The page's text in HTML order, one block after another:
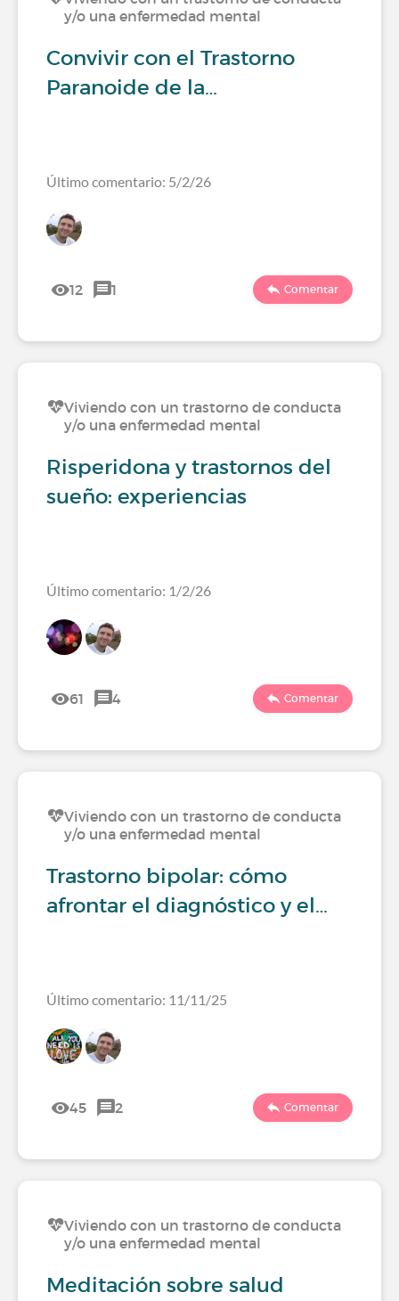
y/o una enfermedad mental
Convivir con el Trastorno
Paranoide de la…
Último comentario: 5/2/26
12 1 Comentar
Viviendo con un trastorno de conducta
y/o una enfermedad mental
Risperidona y trastornos del
sueño: experiencias
Último comentario: 1/2/26
61 4 Comentar
Viviendo con un trastorno de conducta
y/o una enfermedad mental
Trastorno bipolar: cómo
afrontar el diagnóstico y el…
Último comentario: 11/11/25
45 2 Comentar
Viviendo con un trastorno de conducta
y/o una enfermedad mental
Meditación sobre salud